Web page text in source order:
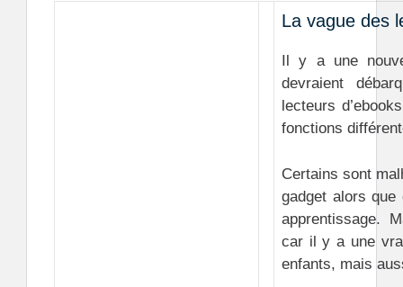
La vague des
Il y a une
devraient
lecteurs
fonctions
Certains sont
gadget alors que
apprentissage.
car il y a une
enfants, mais